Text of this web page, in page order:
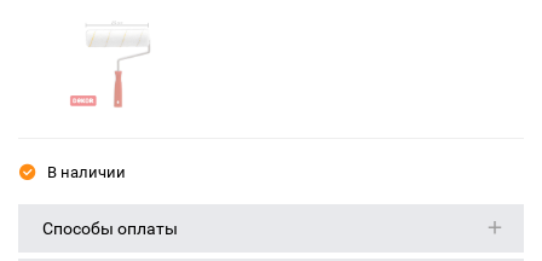
В наличии
Способы оплаты